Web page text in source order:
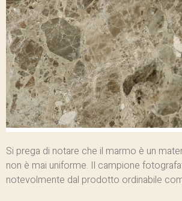
Si prega di notare che il marmo è un
non è mai uniforme. Il campione
notevolmente dal prodotto ordinabile